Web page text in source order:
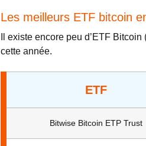
Les meilleurs ETF bitcoin
Il existe encore peu d’ETF
cette année.
ETF
Bitwise Bitcoin ETP Trust